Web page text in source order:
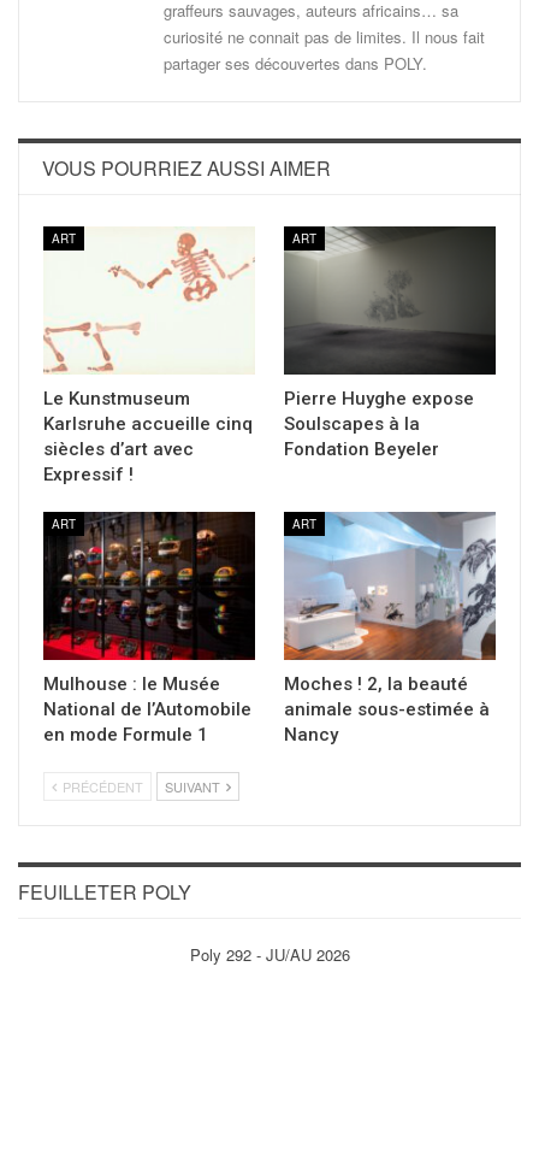
graffeurs sauvages, auteurs africains… sa
curiosité ne connait pas de limites. Il nous fait
partager ses découvertes dans POLY.
VOUS POURRIEZ AUSSI AIMER
ART
Le Kunstmuseum
Karlsruhe accueille cinq
siècles d’art avec
Expressif !
ART
Pierre Huyghe expose
Soulscapes à la
Fondation Beyeler
ART
Mulhouse : le Musée
National de l’Automobile
en mode Formule 1
ART
Moches ! 2, la beauté
animale sous-estimée à
Nancy
PRÉCÉDENT SUIVANT
FEUILLETER POLY
Poly 292 - JU/AU 2026